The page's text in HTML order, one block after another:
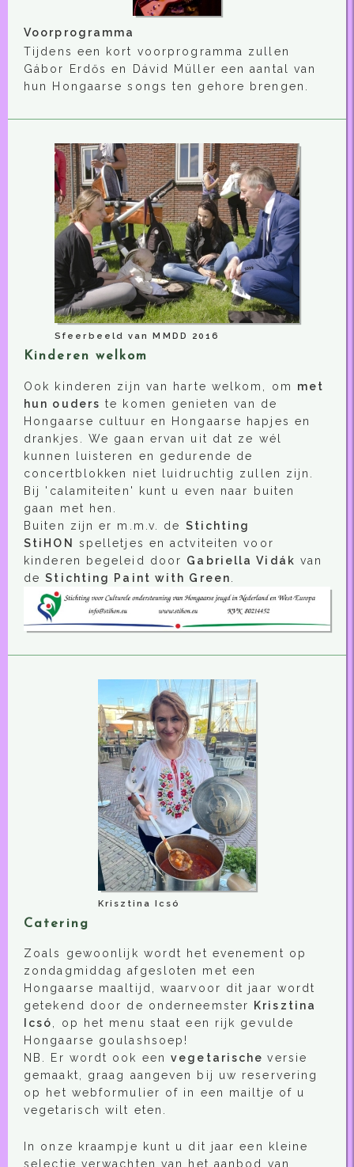
Voorprogramma
Tijdens een kort voorprogramma zullen
Gábor Erdős en Dávid Müller een aantal van
hun Hongaarse songs ten gehore brengen.
Sfeerbeeld van MMDD 2016
Kinderen welkom
Ook kinderen zijn van harte welkom, om met
hun ouders te komen genieten van de
Hongaarse cultuur en Hongaarse hapjes en
drankjes. We gaan ervan uit dat ze wél
kunnen luisteren en gedurende de
concertblokken niet luidruchtig zullen zijn.
Bij 'calamiteiten' kunt u even naar buiten
gaan met hen.
Buiten zijn er m.m.v. de Stichting
StiHON
spelletjes en actviteiten voor
kinderen begeleid door Gabriella Vidák van
deStichting Paint with Green
Krisztina Icsó
Catering
Zoals gewoonlijk wordt het evenement op
zondagmiddag afgesloten met een
Hongaarse maaltijd, waarvoor dit jaar wordt
getekend door de onderneemster
Krisztina
Icsó
, op het menu staat een rijk gevulde
Hongaarse goulashsoep!
NB. Er wordt ook eenvegetarischeversie
gemaakt, graag aangeven bij uw reservering
op het webformulier of in een mailtje of u
vegetarisch wilt eten.
In onze kraampje kunt u dit jaar een kleine
selectie verwachten van het aanbod van